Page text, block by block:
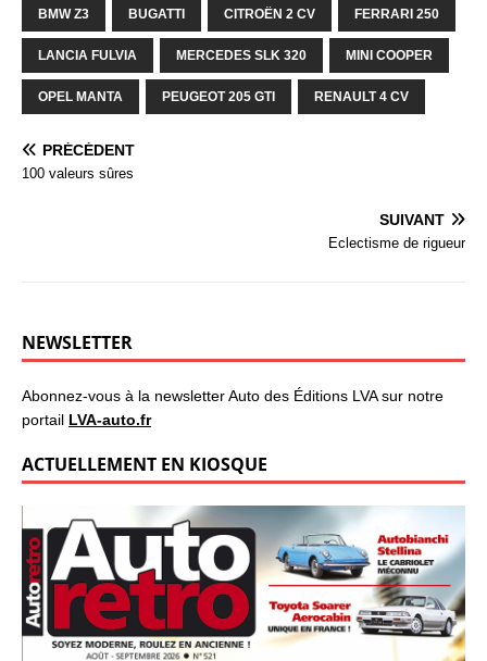
BMW Z3 BUGATTI CITROËN 2 CV FERRARI 250
LANCIA FULVIA MERCEDES SLK 320 MINI COOPER
OPEL MANTA PEUGEOT 205 GTI RENAULT 4 CV
PRÉCÉDENT
100 valeurs sûres
SUIVANT
Eclectisme de rigueur
NEWSLETTER
Abonnez-vous à la newsletter Auto des Éditions LVA sur notre
portail LVA-auto.fr
ACTUELLEMENT EN KIOSQUE